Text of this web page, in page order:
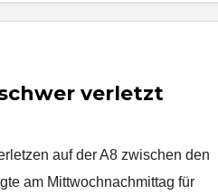
verletzt
auf der A8 zwischen den
am Mittwochnachmittag für